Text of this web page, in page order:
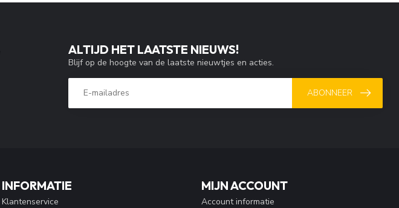
ALTIJD HET LAATSTE NIEUWS!
Blijf op de hoogte van de laatste nieuwtjes en acties.
ABONNEER
INFORMATIE
Klantenservice
MIJN ACCOUNT
Account informatie